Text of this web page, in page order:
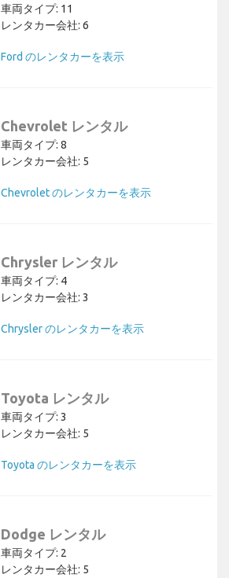
車両タイプ: 11
レンタカー会社: 6
Ford のレンタカーを表示
Chevrolet レンタル
車両タイプ: 8
レンタカー会社: 5
Chevrolet のレンタカーを表示
Chrysler レンタル
車両タイプ: 4
レンタカー会社: 3
Chrysler のレンタカーを表示
Toyota レンタル
車両タイプ: 3
レンタカー会社: 5
Toyota のレンタカーを表示
Dodge レンタル
車両タイプ: 2
レンタカー会社: 5